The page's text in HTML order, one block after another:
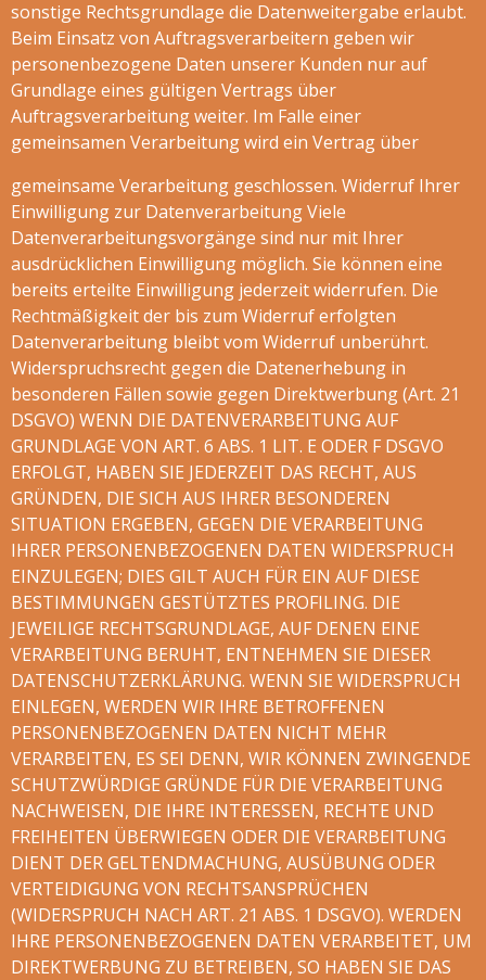
sonstige Rechtsgrundlage die Datenweitergabe erlaubt.
Beim Einsatz von Auftragsverarbeitern geben wir
personenbezogene Daten unserer Kunden nur auf
Grundlage eines gültigen Vertrags über
Auftragsverarbeitung weiter. Im Falle einer
gemeinsamen Verarbeitung wird ein Vertrag über
gemeinsame Verarbeitung geschlossen. Widerruf Ihrer
Einwilligung zur Datenverarbeitung Viele
Datenverarbeitungsvorgänge sind nur mit Ihrer
ausdrücklichen Einwilligung möglich. Sie können eine
bereits erteilte Einwilligung jederzeit widerrufen. Die
Rechtmäßigkeit der bis zum Widerruf erfolgten
Datenverarbeitung bleibt vom Widerruf unberührt.
Widerspruchsrecht gegen die Datenerhebung in
besonderen Fällen sowie gegen Direktwerbung (Art. 21
DSGVO) WENN DIE DATENVERARBEITUNG AUF
GRUNDLAGE VON ART. 6 ABS. 1 LIT. E ODER F DSGVO
ERFOLGT, HABEN SIE JEDERZEIT DAS RECHT, AUS
GRÜNDEN, DIE SICH AUS IHRER BESONDEREN
SITUATION ERGEBEN, GEGEN DIE VERARBEITUNG
IHRER PERSONENBEZOGENEN DATEN WIDERSPRUCH
EINZULEGEN; DIES GILT AUCH FÜR EIN AUF DIESE
BESTIMMUNGEN GESTÜTZTES PROFILING. DIE
JEWEILIGE RECHTSGRUNDLAGE, AUF DENEN EINE
VERARBEITUNG BERUHT, ENTNEHMEN SIE DIESER
DATENSCHUTZERKLÄRUNG. WENN SIE WIDERSPRUCH
EINLEGEN, WERDEN WIR IHRE BETROFFENEN
PERSONENBEZOGENEN DATEN NICHT MEHR
VERARBEITEN, ES SEI DENN, WIR KÖNNEN ZWINGENDE
SCHUTZWÜRDIGE GRÜNDE FÜR DIE VERARBEITUNG
NACHWEISEN, DIE IHRE INTERESSEN, RECHTE UND
FREIHEITEN ÜBERWIEGEN ODER DIE VERARBEITUNG
DIENT DER GELTENDMACHUNG, AUSÜBUNG ODER
VERTEIDIGUNG VON RECHTSANSPRÜCHEN
(WIDERSPRUCH NACH ART. 21 ABS. 1 DSGVO). WERDEN
IHRE PERSONENBEZOGENEN DATEN VERARBEITET, UM
DIREKTWERBUNG ZU BETREIBEN, SO HABEN SIE DAS